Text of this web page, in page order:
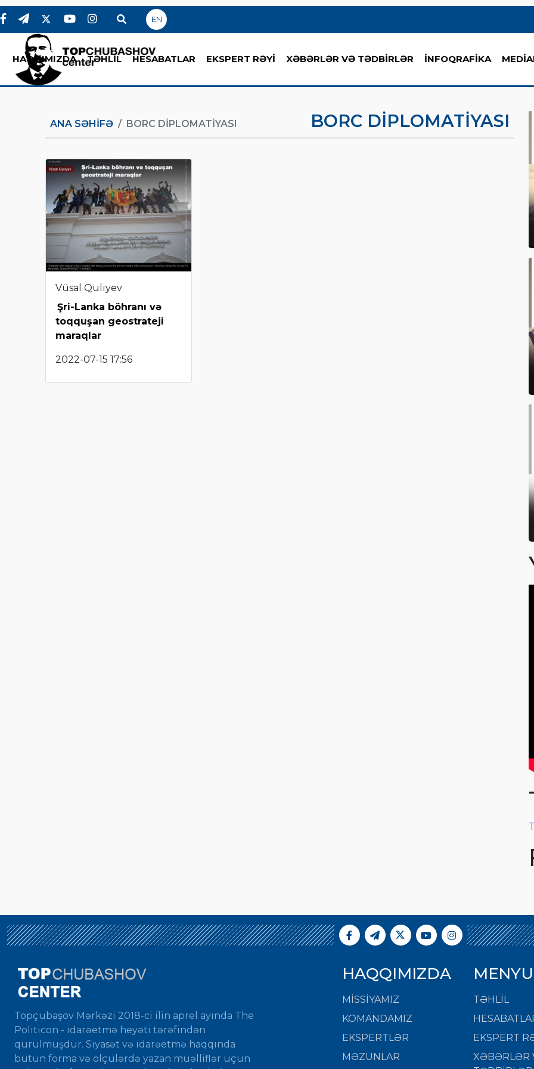
EN
HAQQIMIZDA TƏHLİL HESABATLAR EKSPERT RƏYİ XƏBƏRLƏR VƏ TƏDBİRLƏR İNFOQRAFİKA
ANA SƏHIFƏ BORC DIPLOMATIYASI BORC DIPLOMATIYASI
Vüsal Quliyev
Şri-Lanka böhranı və
toqquşan geostrateji
maraqlar
2022-07-15 17:56
Topçubaşov Mərkəzi 2018-ci ilin aprel ayında The
Politicon - idarəetmə heyəti tərəfindən
qurulmuşdur. Siyasət və idarəetmə haqqında
bütün forma və ölçülərdə yazan müəlliflər üçün
HAQQIMIZDA
MISSIYAMIZ
KOMANDAMIZ
EKSPERTLƏR
MƏZUNLAR
MENYU
TƏHLİL
EKSPERT
XƏBƏRLƏR